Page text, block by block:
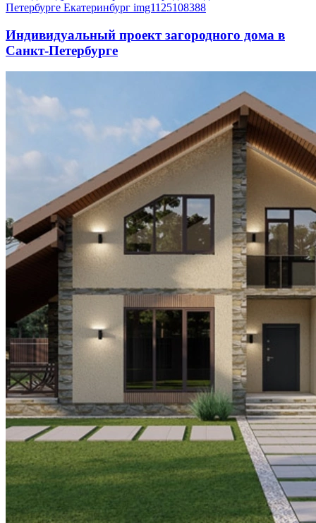
Индивидуальный проект загородного дома в
Санкт-Петербурге